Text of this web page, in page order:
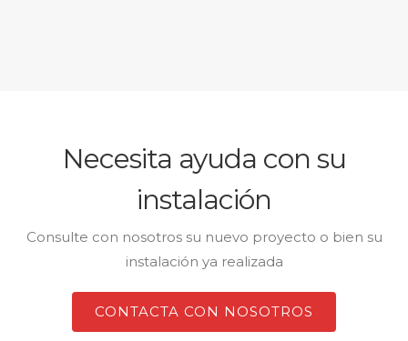
Necesita ayuda con su
instalación
Consulte con nosotros su nuevo proyecto o bien su
instalación ya realizada
CONTACTA CON NOSOTROS